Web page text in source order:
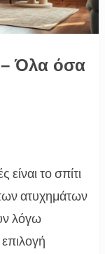
– Όλα όσα
το σπίτι
των ατυχημάτων
λόγω